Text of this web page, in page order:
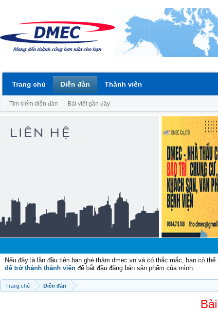
Nếu đây là lần đầu tiên bạn ghé thăm dmec.vn và có thắc mắc, bạn có
để trở thành thành viên để bắt đầu đăng bán sản phẩm của mình.
Trang chủ Diễn đàn
Trang chủ Diễn đàn
Tìm kiếm diễn đàn Bài viết gần đây
Thành viên